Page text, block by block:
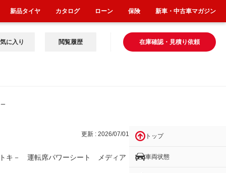
在庫確認・見積り依頼
に入り 閲覧履歴
更新 : 2026/07/01
－ 運転席パワーシート メディア
トップ
車両状態
新品タイヤ カタログ ローン 保険 新車・中古車マガジン